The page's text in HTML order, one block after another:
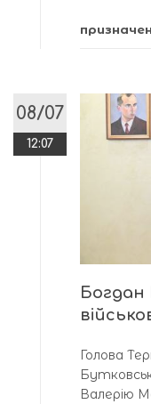
08/07
12:07
Богдан
Голова
Валерію